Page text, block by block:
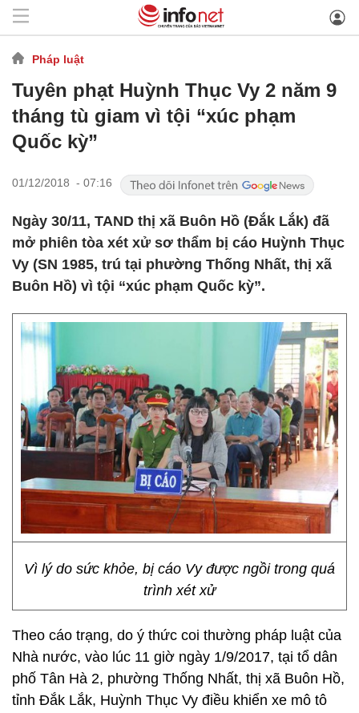
Pháp luật
Tuyên phạt Huỳnh Thục Vy 2 năm 9
tháng tù giam vì tội “xúc phạm
Quốc kỳ”
01/12/2018 - 07:16
Ngày 30/11, TAND thị xã Buôn Hồ (Đắk Lắk) đã
mở phiên tòa xét xử sơ thẩm bị cáo Huỳnh Thục
Vy (SN 1985, trú tại phường Thống Nhất, thị xã
Buôn Hồ) vì tội “xúc phạm Quốc kỳ”.
Vì lý do sức khỏe, bị cáo Vy được ngồi trong quá
trình xét xử
Theo cáo trạng, do ý thức coi thường pháp luật của
Nhà nước, vào lúc 11 giờ ngày 1/9/2017, tại tổ dân
phố Tân Hà 2, phường Thống Nhất, thị xã Buôn Hồ,
tỉnh Đắk Lắk, Huỳnh Thục Vy điều khiển xe mô tô